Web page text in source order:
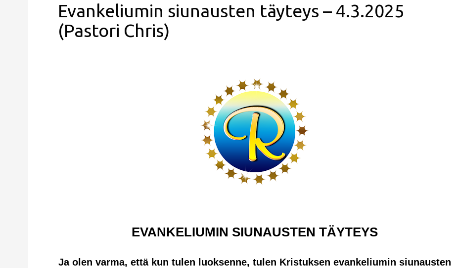
Evankeliumin siunausten täyteys – 4.3.2025
(Pastori Chris)
EVANKELIUMIN SIUNAUSTEN TÄYTEYS
Ja olen varma, että kun tulen luoksenne, tulen Kristuksen evankeliumin siunausten